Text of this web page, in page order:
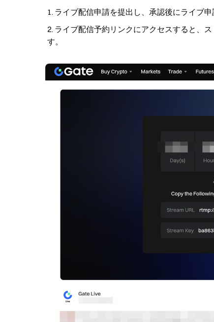
ライブ配信申請を提出し、承認後にライブ
ライブ配信予約リンクにアクセスすると、
す。